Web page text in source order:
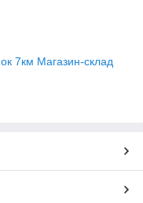
7км Магазин-склад